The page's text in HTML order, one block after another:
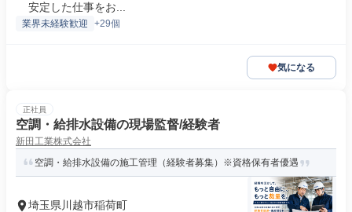
安定した仕事をお...
業界未経験歓迎 +29個
気になる
正社員
空調・給排水設備の現場監督/経験者
新田工業株式会社
空調・給排水設備の施工管理（経験者募集）※資格保有者優遇
埼玉県川越市稲荷町